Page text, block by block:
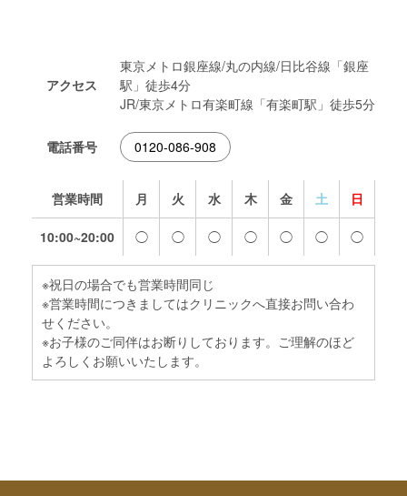
アクセス
東京メトロ銀座線/丸の内線/日比谷線「銀座
駅」徒歩4分
JR/東京メトロ有楽町線「有楽町駅」徒歩5分
電話番号 0120-086-908
営業時間 月 火 水 木 金 土 日
10:00~20:00 ◯ ◯ ◯ ◯ ◯ ◯ ◯
※祝日の場合でも営業時間同じ
※営業時間につきましてはクリニックへ直接お問い合わ
せください。
※お子様のご同伴はお断りしております。ご理解のほど
よろしくお願いいたします。